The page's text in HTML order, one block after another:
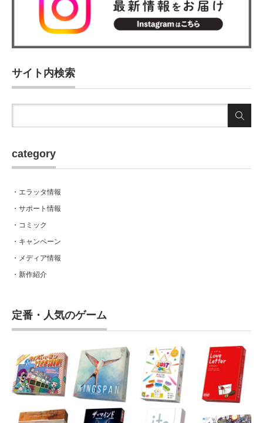
サイト内検索
category
・エラッタ情報
・サポート情報
・コミック
・キャンペーン
・メディア情報
・新作紹介
定番・人気のゲーム